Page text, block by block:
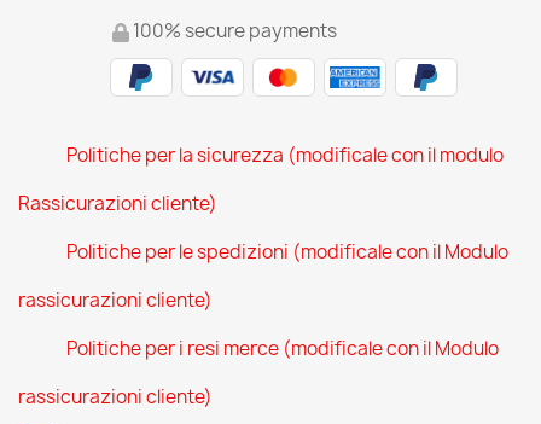
100% secure payments
Politiche per la sicurezza (modificale con il modulo
Rassicurazioni cliente)
Politiche per le spedizioni (modificale con il Modulo
rassicurazioni cliente)
Politiche per i resi merce (modificale con il Modulo
rassicurazioni cliente)